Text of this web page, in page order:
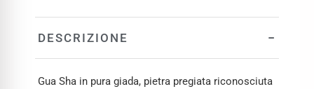
DESCRIZIONE −
Gua Sha in pura giada, pietra pregiata riconosciuta